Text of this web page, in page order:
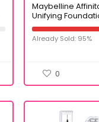
Maybelline
Unifying
Cream (16
Rose) 30 ml
Already Sold: 95%
0